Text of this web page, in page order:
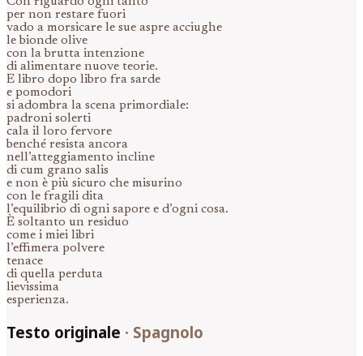
per non restare fuori
vado a morsicare le sue aspre acciughe
le bionde olive
con la brutta intenzione
di alimentare nuove teorie.
E libro dopo libro fra sarde
e pomodori
si adombra la scena primordiale:
padroni solerti
cala il loro fervore
benché resista ancora
nell’atteggiamento incline
di cum grano salis
e non è più sicuro che misurino
con le fragili dita
l’equilibrio di ogni sapore e d’ogni cosa.
È soltanto un residuo
come i miei libri
l’effimera polvere
tenace
di quella perduta
lievissima
esperienza.
Testo originale · Spagnolo